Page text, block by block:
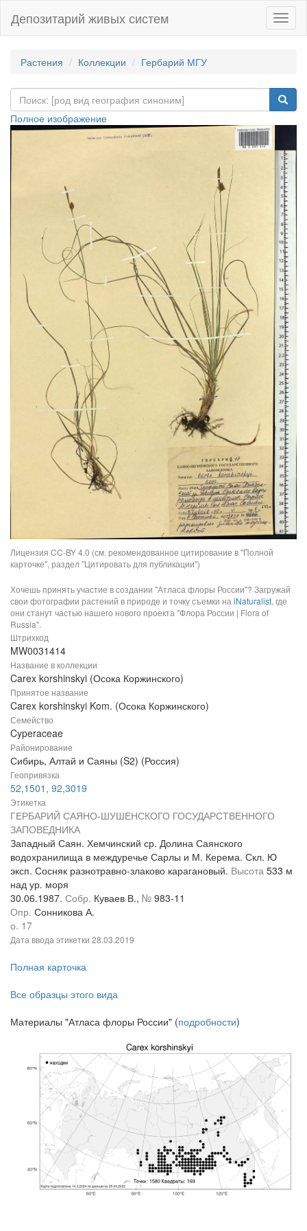
Депозитарий живых систем
Растения Коллекции Гербарий МГУ
Полное изображение
Лицензия CC-BY 4.0 (см. рекомендованное цитирование в "Полной
карточке", раздел "Цитировать для публикации")
Хочешь принять участие в создании "Атласа флоры России"? Загружай
свои фотографии растений в природе и точку съемки на iNaturalist, где
они станут частью нашего нового проекта "Флора России | Flora of
Russia".
Штрихкод
MW0031414
Название в коллекции
Carex korshinskyi (Осока Коржинского)
Принятое название
Carex korshinskyi Kom. (Осока Коржинского)
Семейство
Cyperaceae
Районирование
Сибирь, Алтай и Саяны (S2) (Россия)
Геопривязка
52,1501, 92,3019
Этикетка
ГЕРБАРИЙ САЯНО-ШУШЕНСКОГО ГОСУДАРСТВЕННОГО
ЗАПОВЕДНИКА
Западный Саян. Хемчинский ср. Долина Саянского
водохранилища в междуречье Сарлы и М. Керема. Скл. Ю
эксп. Сосняк разнотравно-злаково карагановый. Высота 533 м
над ур. моря
30.06.1987. Собр. Куваев В., № 983-11
Опр. Сонникова А.
о. 17
Дата ввода этикетки 28.03.2019
Полная карточка
Все образцы этого вида
Материалы "Атласа флоры России" (подробности)